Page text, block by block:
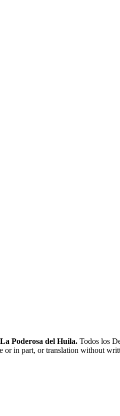
La Poderosa del Huila. Todos los
or in part, or translation without